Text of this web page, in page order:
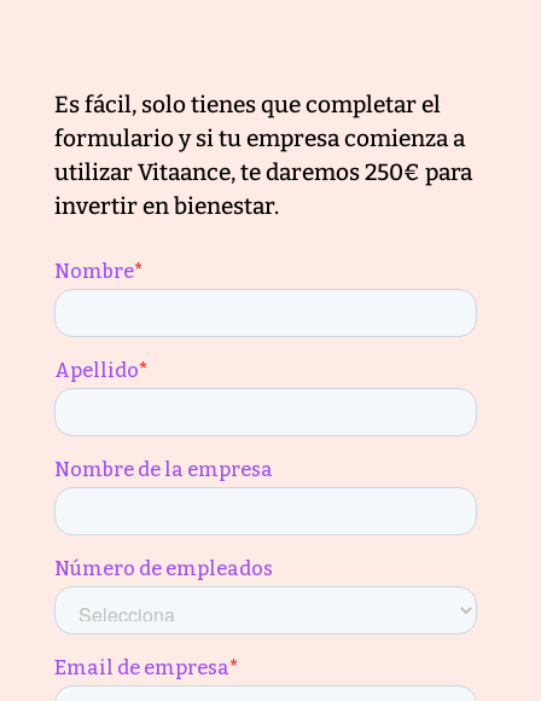
Es fácil, solo tienes que completar el
formulario y si tu empresa comienza a
utilizar Vitaance, te daremos 250€ para
invertir en bienestar.